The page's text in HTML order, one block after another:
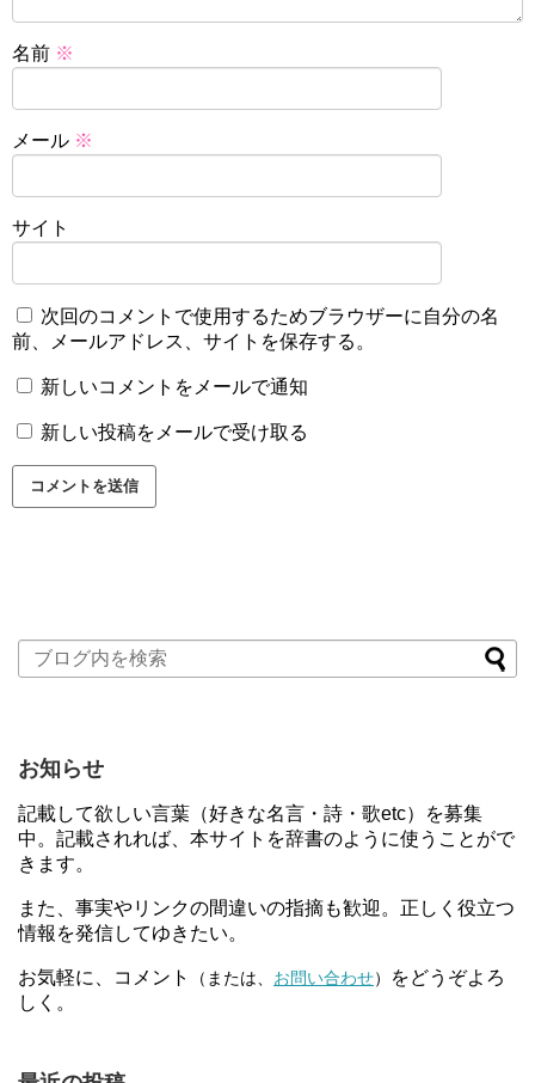
名前 ※
メール ※
サイト
次回のコメントで使用するためブラウザーに自分の名
前、メールアドレス、サイトを保存する。
新しいコメントをメールで通知
新しい投稿をメールで受け取る
お知らせ
記載して欲しい言葉（好きな名言・詩・歌etc）を募集
中。記載されれば、本サイトを辞書のように使うことがで
きます。
また、事実やリンクの間違いの指摘も歓迎。正しく役立つ
情報を発信してゆきたい。
お気軽に、コメント （または、 お問い合わせ）
をどうぞよろ
しく。